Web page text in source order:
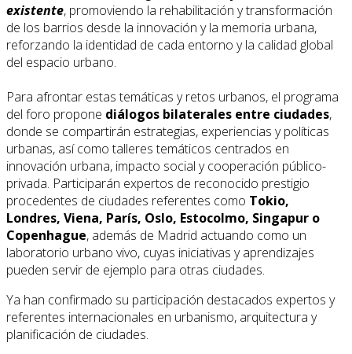
existente, promoviendo la rehabilitación y transformación
de los barrios desde la innovación y la memoria urbana,
reforzando la identidad de cada entorno y la calidad global
del espacio urbano.
Para afrontar estas temáticas y retos urbanos, el programa
del foro propone diálogos bilaterales entre ciudades,
donde se compartirán estrategias, experiencias y políticas
urbanas, así como talleres temáticos centrados en
innovación urbana, impacto social y cooperación público-
privada. Participarán expertos de reconocido prestigio
procedentes de ciudades referentes como Tokio,
Londres, Viena, París, Oslo, Estocolmo, Singapur o
Copenhague, además de Madrid actuando como un
laboratorio urbano vivo, cuyas iniciativas y aprendizajes
pueden servir de ejemplo para otras ciudades.
Ya han confirmado su participación destacados expertos y
referentes internacionales en urbanismo, arquitectura y
planificación de ciudades.